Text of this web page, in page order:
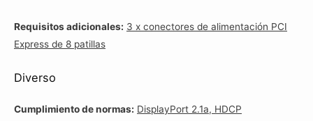
Requisitos adicionales: 3 x conectores de alimentación PCI
Express de 8 patillas
Diverso
Cumplimiento de normas: DisplayPort 2.1a, HDCP